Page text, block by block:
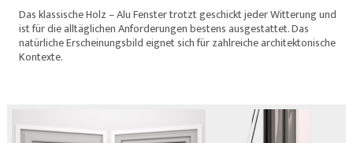
Das klassische Holz – Alu Fenster trotzt geschickt jeder Witterung und
ist für die alltäglichen Anforderungen bestens ausgestattet. Das
natürliche Erscheinungsbild eignet sich für zahlreiche architektonische
Kontexte.